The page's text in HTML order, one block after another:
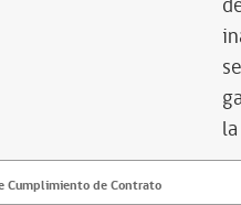
Cumplimiento de Contrato